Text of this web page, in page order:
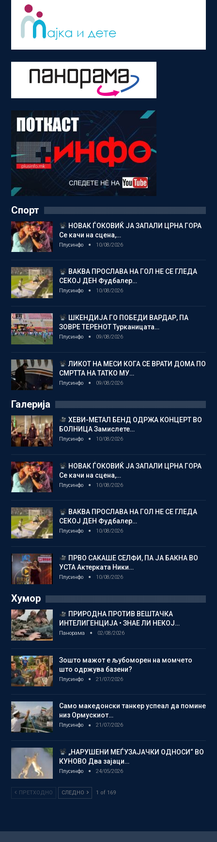
Спорт
НОВАК ЃОКОВИЌ ЈА ЗАПАЛИ ЦРНА ГОРА
Се качи на сцена,…
Плусинфо 10/08/2026
ВАКВА ПРОСЛАВА НА ГОЛ НЕ СЕ ГЛЕДА
СЕКОЈ ДЕН Фудбалер…
Плусинфо 10/08/2026
ШКЕНДИЈА ГО ПОБЕДИ ВАРДАР, ПА
ЗОВРЕ ТЕРЕНОТ Турканицата…
Плусинфо 09/08/2026
ЛИКОТ НА МЕСИ КОГА СЕ ВРАТИ ДОМА ПО
СМРТТА НА ТАТКО МУ…
Плусинфо 09/08/2026
Галерија
ХЕВИ-МЕТАЛ БЕНД ОДРЖА КОНЦЕРТ ВО
БОЛНИЦА Замислете…
Плусинфо 10/08/2026
НОВАК ЃОКОВИЌ ЈА ЗАПАЛИ ЦРНА ГОРА
Се качи на сцена,…
Плусинфо 10/08/2026
ВАКВА ПРОСЛАВА НА ГОЛ НЕ СЕ ГЛЕДА
СЕКОЈ ДЕН Фудбалер…
Плусинфо 10/08/2026
ПРВО САКАШЕ СЕЛФИ, ПА ЈА БАКНА ВО
УСТА Актерката Ники…
Плусинфо 10/08/2026
Хумор
ПРИРОДНА ПРОТИВ ВЕШТАЧКА
ИНТЕЛИГЕНЦИЈА • ЗНАЕ ЛИ НЕКОЈ…
Панорама 02/08/2026
Зошто мажот е љубоморен на момчето
што одржува базени?
Плусинфо 21/07/2026
Само македонски танкер успеал да помине
низ Ормускиот…
Плусинфо 21/07/2026
„НАРУШЕНИ МЕЃУЗАЈАЧКИ ОДНОСИ“ ВО
КУНОВО Два зајаци…
Плусинфо 24/05/2026
ПРЕТХОДНО СЛЕДНО 1 of 169